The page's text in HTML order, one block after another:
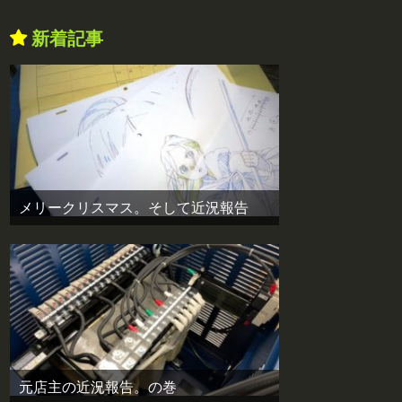
新着記事
メリークリスマス。そして近況報告
元店主の近況報告。の巻